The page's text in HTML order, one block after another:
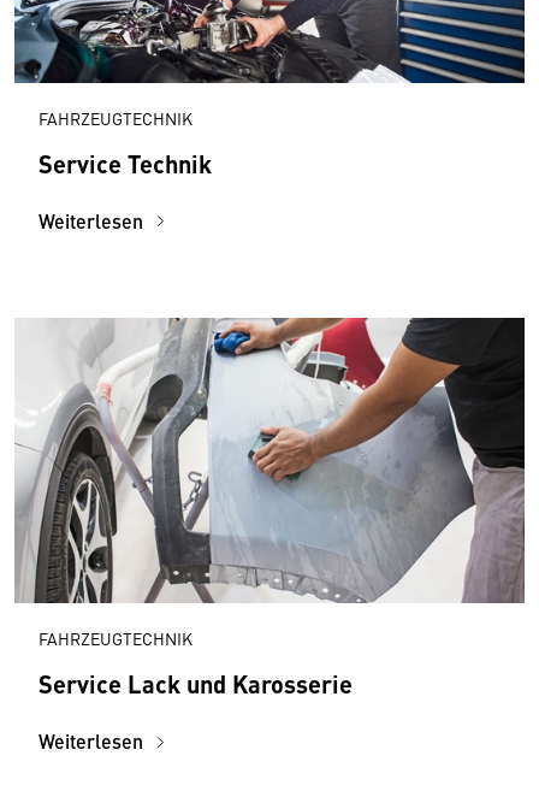
FAHRZEUGTECHNIK
Service Technik
Weiterlesen
FAHRZEUGTECHNIK
Service Lack und Karosserie
Weiterlesen